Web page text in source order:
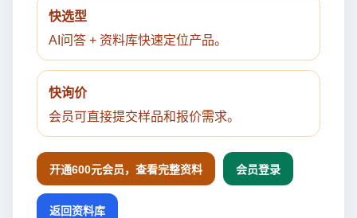
快选型
AI问答 + 资料库快速定位产品。
快询价
会员可直接提交样品和报价需求。
开通600元会员，查看完整资料 会员登录
返回资料库